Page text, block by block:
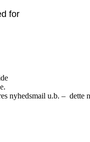
for
nyhedsmail u.b. – dette